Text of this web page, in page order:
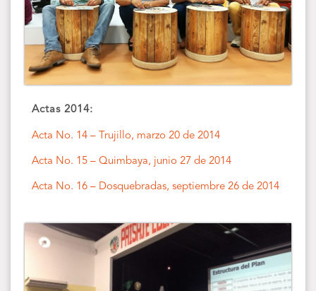
Actas 2014:
Acta No. 14 – Trujillo, marzo 20 de 2014
Acta No. 15 – Quimbaya, junio 27 de 2014
Acta No. 16 – Dosquebradas, septiembre 26 de 2014